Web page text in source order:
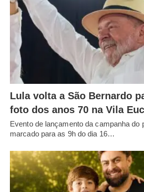
Lula volta a São Bernardo
foto dos anos 70 na Vila
Evento de lançamento da campanha do
marcado para as 9h do dia 16…